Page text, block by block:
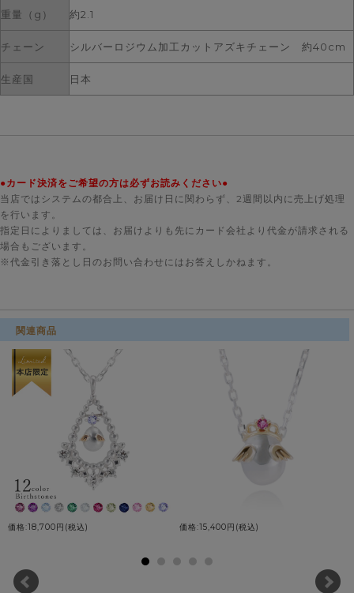
重量（g） 約2.1
チェーン シルバーロジウム加工カットアズキチェーン 約40cm
生産国 日本
●カード決済をご希望の方は必ずお読みください●
当店ではシステムの都合上、お届け日に関わらず、2週間以内に売上げ処理
を行います。
指定日によりましては、お届けよりも先にカード会社より代金が請求される
場合もございます。
※代金引き落とし日のお問い合わせにはお答えしかねます。
関連商品
価格:18,700円(税込) 価格:15,400円(税込)